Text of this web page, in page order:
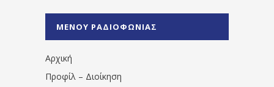
1531194763766854/" artist="" ]
ΜΕΝΟΥ ΡΑΔΙΟΦΩΝΙΑΣ
Αρχική
Προφίλ – Διοίκηση